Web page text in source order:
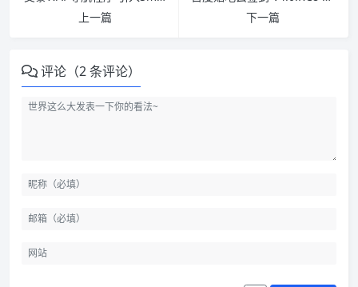
上一篇
下一篇
评论（2 条评论）